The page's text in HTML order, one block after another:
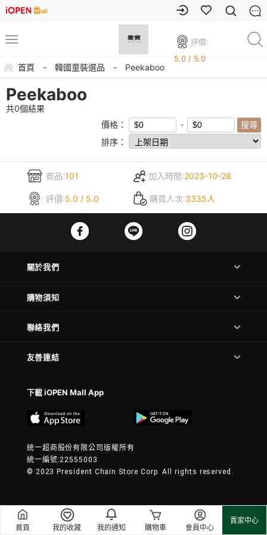
首頁 我的收藏 我的通知 購物車 會員中心
賣家中心
評價:
5.0 / 5.0
首頁 - 韓國童裝選品 - Peekaboo
Peekaboo
共0個結果
價格：
排序：
商品:101 加入時間:2023-10-28
評價:5.0 / 5.0 購買人次:3335人
關於我們
購物須知
聯絡我們
友善連結
下載 iOPEN Mall App
統一超商股份有限公司版權所有
統一編號:22555003
© 2023 President Chain Store Corp. All rights reserved.